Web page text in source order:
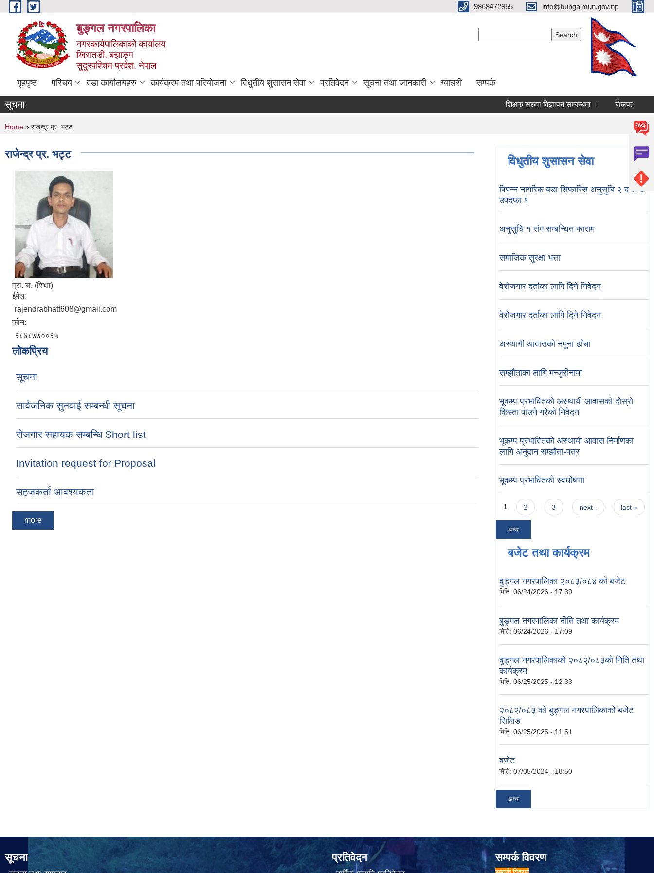
Skip to main content 9868472955 info@bungalmun.gov.np
बुङ्गल नगरपालिका
नगरकार्यपालिकाको कार्यालय
खिरातडी, बझाङ्ग
सुदुरपश्चिम प्रदेश, नेपाल
गृहपृष्ठ परिचय वडा कार्यालयहरु कार्यक्रम तथा परियोजना विधुतीय शुसासन सेवा प्रतिवेदन सूचना तथा जानकारी ग्यालरी सम्पर्क
सूचना शिक्षक सरुवा विज्ञापन सम्बन्धमा । बोलपत्र स्वीकृत
You are here
Home » राजेन्द्र प्र. भट्ट
राजेन्द्र प्र. भट्ट
प्रा. स. (शिक्षा)
ईमेल:
rajendrabhatt608@gmail.com
फोन:
९८४८७७००९५
लोकप्रिय
सूचना
सार्वजनिक सुनवाई सम्बन्धी सूचना
रोजगार सहायक सम्बन्धि Short list
Invitation request for Proposal
सहजकर्ता आवश्यकता
more
विधुतीय शुसासन सेवा
विपन्न नागरिक बडा सिफारिस अनुसुचि २ दफा ४
उपदफा १
अनुसुचि १ संग सम्बन्धित फाराम
समाजिक सुरक्षा भत्ता
वेरोजगार दर्ताका लागि दिने निवेदन
वेरोजगार दर्ताका लागि दिने निवेदन
अस्थायी आवासको नमुना ढाँचा
सम्झौताका लागि मन्जुरीनामा
भूकम्प प्रभावितको अस्थायी आवासको दोस्रो
किस्ता पाउने गरेको निवेदन
भूकम्प प्रभावितको अस्थायी आवास निर्माणका
लागि अनुदान सम्झौता-पत्र
भूकम्प प्रभावितको स्वघोषणा
Pages
1 2 3 next › last »
अन्य
बजेट तथा कार्यक्रम
बुङ्गल नगरपालिका २०८३/०८४ को बजेट
मिति: 06/24/2026 - 17:39
बुङ्गल नगरपालिका नीति तथा कार्यक्रम
मिति: 06/24/2026 - 17:09
बुङ्गल नगरपालिकाको २०८२/०८३को निति तथा
कार्यक्रम
मिति: 06/25/2025 - 12:33
२०८२/०८३ को बुङ्गल नगरपालिकाको बजेट
सिलिङ
मिति: 06/25/2025 - 11:51
बजेट
मिति: 07/05/2024 - 18:50
अन्य
सूचना प्रतिवेदन सम्पर्क विवरण